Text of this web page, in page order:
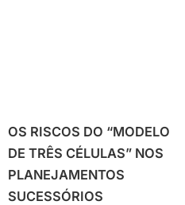
OS RISCOS DO “MODELO
DE TRÊS CÉLULAS” NOS
PLANEJAMENTOS
SUCESSÓRIOS